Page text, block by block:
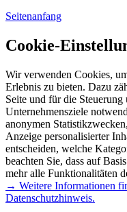
Seitenanfang
Cookie-
Wir verwenden Cookies,
Erlebnis zu bieten. Dazu
Seite und für die
Unternehmensziele
anonymen
Anzeige personalisierter
entscheiden, welche
beachten Sie, dass auf
mehr alle Funktionalitäten
→ Weitere Informationen
Datenschutzhinweis.